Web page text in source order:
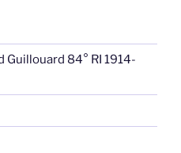
Guillouard 84° RI 1914-